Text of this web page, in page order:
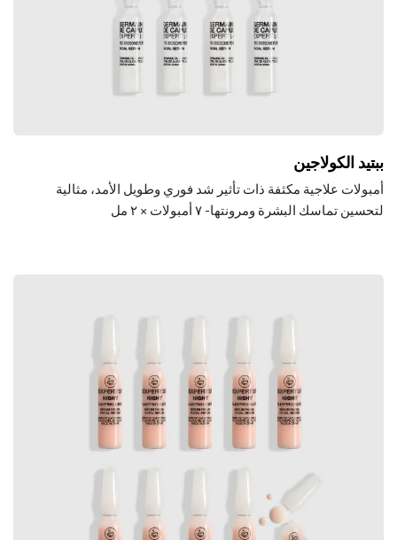
ببتيد الكولاجين
أمبولات علاجية مكثفة ذات تأثير شد فوري وطويل الأمد، مثالية
لتحسين تماسك البشرة ومرونتها- ٧ أمبولات × ٢ مل